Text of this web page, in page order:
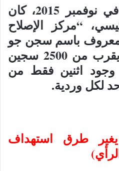
على سبيل المثال، في نوفمبر 2015، كان
“مركز الإصلاح
باسم سجن جو
المركزي)، يضم ما يقرب من 2500 سجين
اثنين فقط من
لكل وردية.
طرق استهداف